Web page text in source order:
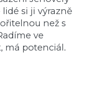
si ji výrazně
než s
ve
má potenciál.